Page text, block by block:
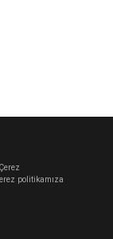
politikamıza